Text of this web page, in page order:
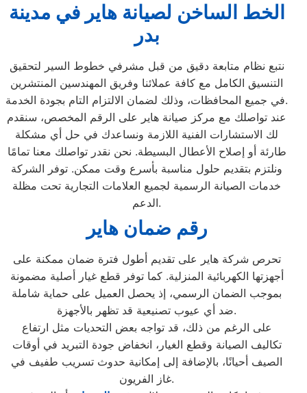
الخط الساخن لصيانة هاير في مدينة
بدر
نتبع نظام متابعة دقيق من قبل مشرفي خطوط السير لتحقيق
التنسيق الكامل مع كافة عملائنا وفريق المهندسين المنتشرين
في جميع المحافظات، وذلك لضمان الالتزام التام بجودة الخدمة.
عند تواصلك مع مركز صيانة هاير على الرقم المخصص، سنقدم
لك الاستشارات الفنية اللازمة ونساعدك في حل أي مشكلة
طارئة أو إصلاح الأعطال البسيطة. نحن نقدر تواصلك معنا تمامًا
ونلتزم بتقديم حلول مناسبة بأسرع وقت ممكن. توفر الشركة
خدمات الصيانة الرسمية لجميع العلامات التجارية تحت مظلة
الدعم.
رقم ضمان هاير
تحرص شركة هاير على تقديم أطول فترة ضمان ممكنة على
أجهزتها الكهربائية المنزلية. كما توفر قطع غيار أصلية مضمونة
بموجب الضمان الرسمي، إذ يحصل العميل على حماية شاملة
ضد أي عيوب تصنيعية قد تظهر بالأجهزة.
على الرغم من ذلك، قد تواجه بعض التحديات مثل ارتفاع
تكاليف الصيانة وقطع الغيار، انخفاض جودة التبريد في أوقات
الصيف أحيانًا، بالإضافة إلى إمكانية حدوث تسريب طفيف في
غاز الفريون.